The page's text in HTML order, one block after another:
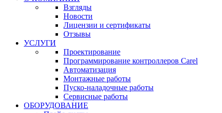
Взгляды
Новости
Лицензии и сертификаты
Отзывы
УСЛУГИ
Проектирование
Программирование контроллеров Carel
Автоматизация
Монтажные работы
Пуско-наладочные работы
Сервисные работы
ОБОРУДОВАНИЕ